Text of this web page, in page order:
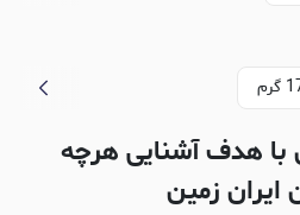
با هدف آشنایی هرچه
ایران زمین